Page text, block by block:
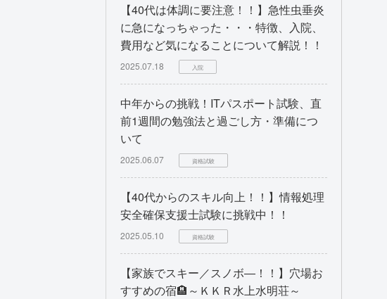
【40代は体調に要注意！！】急性虫垂炎
に急になっちゃった・・・特徴、入院、
費用など気になることについて解説！！
2025.07.18 入院
中年からの挑戦！ITパスポート試験、直
前1週間の勉強法と過ごし方・準備につ
いて
2025.06.07 資格試験
【40代からのスキル向上！！】情報処理
安全確保支援士試験に挑戦中！！
2025.05.10 資格試験
【家族でスキー／スノボ―！！】穴場お
すすめの宿🏨～ＫＫＲ水上水明荘～